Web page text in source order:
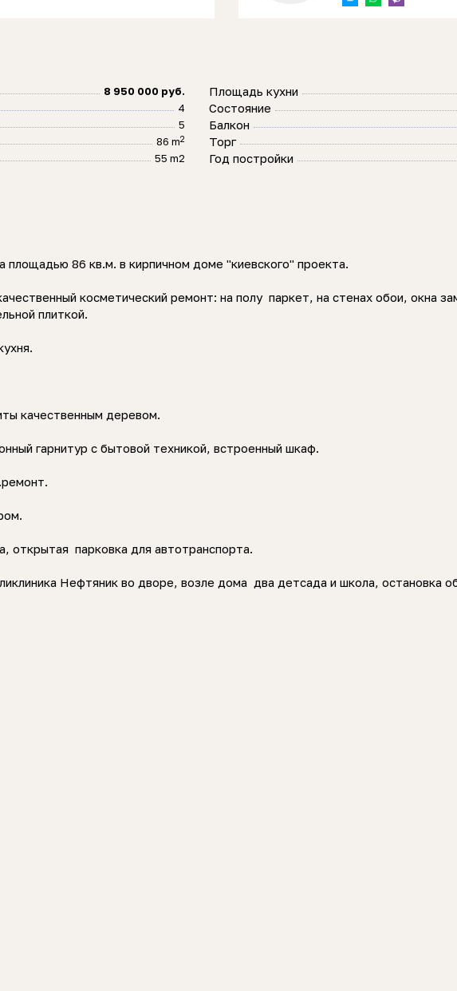
8 950 000 руб.
4
5
86 m2
55 m2
Площадь кухни
Состояние
Балкон
Торг
Год постройки
площадью 86 кв.м. в кирпичном доме "киевского" проекта.
косметический ремонт: на полу паркет, на стенах обои, окна
плиткой.
качественным деревом.
гарнитур с бытовой техникой, встроенный шкаф.
парковка для автотранспорта.
Нефтяник во дворе, возле дома два детсада и школа, остановка